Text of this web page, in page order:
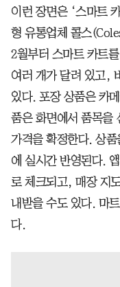
이런 장면은 ‘스마트
형 유통업체 콜스
2월부터 스마트 카트
여러 개가 달려 있고,
있다. 포장 상품은 카
품은 화면에서 품목을
가격을 확정한다. 상
에 실시간 반영된다.
로 체크되고, 매장 지
내받을 수도 있다. 마
다.